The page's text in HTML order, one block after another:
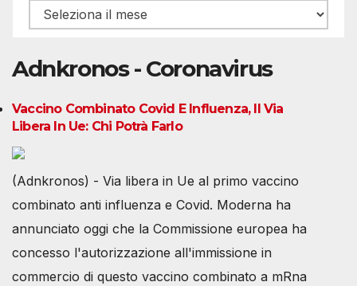
Archivio
Adnkronos - Coronavirus
Vaccino Combinato Covid E Influenza, Il Via
Libera In Ue: Chi Potrà Farlo
(Adnkronos) - Via libera in Ue al primo vaccino
combinato anti influenza e Covid. Moderna ha
annunciato oggi che la Commissione europea ha
concesso l'autorizzazione all'immissione in
commercio di questo vaccino combinato a mRna